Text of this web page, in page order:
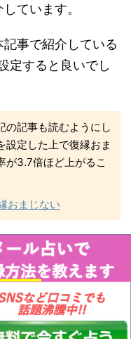
ています。
事で紹介している
定すると良いでし
の記事も読むようにし
設定した上で復縁おま
が3.7倍ほど上がるこ
おまじない